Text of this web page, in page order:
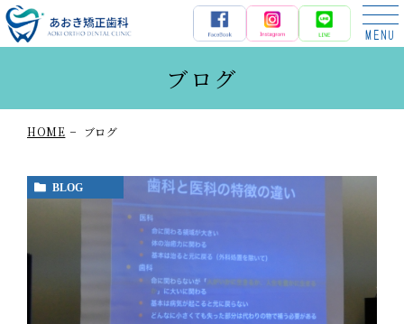
あおき矯正歯科
ブログ
HOME ブログ
BLOG